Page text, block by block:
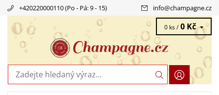
+420220000110 (Po - Pá: 9 - 15) info@champagne.cz
0 ks / 0 Kč